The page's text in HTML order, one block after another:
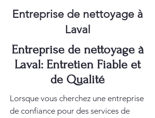
Entreprise de nettoyage à
Laval
Entreprise de nettoyage à
Laval: Entretien Fiable et
de Qualité
Lorsque vous cherchez une entreprise
de confiance pour des services de